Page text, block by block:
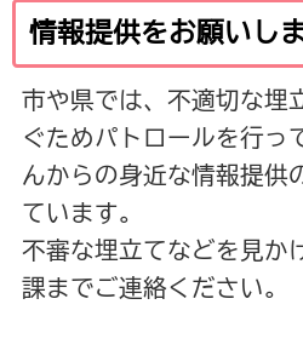
情報提供をお願いし
市や県では、不適切な埋
ぐためパトロールを行っ
んからの身近な情報提供
ています。
不審な埋立てなどを見か
課までご連絡ください。